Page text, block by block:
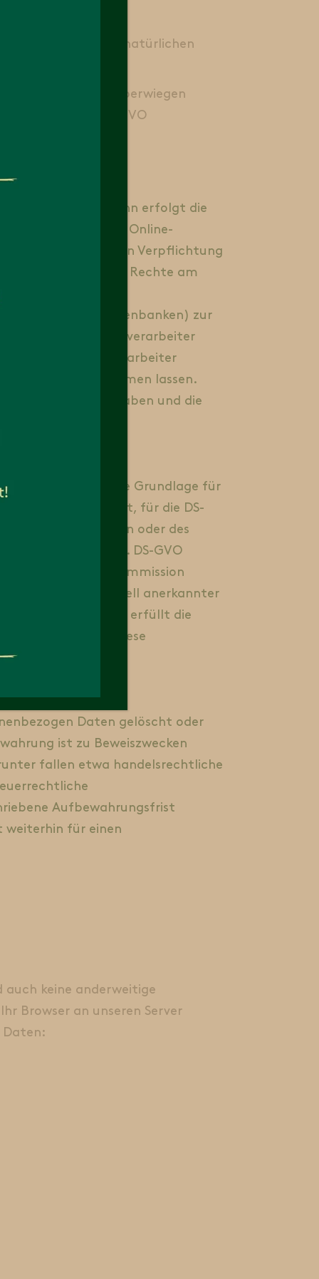
einer anderen natürlichen
erforderlich und überwiegen
1 S. 1 lit. f) DS-GVO
der Fall sein, dann erfolgt die
von Daten an Online-
einer gesetzlichen Verpflichtung
Durchsetzung der Rechte am
Websites und Datenbanken) zur
an die Auftragsverarbeiter
unsere Auftragsverarbeiter
der Daten einräumen lassen.
getroffen haben und die
eine einheitliche Grundlage für
verarbeitet, für die DS-
Europäischen Union oder des
der Art. 44 ff. DS-GVO
die von der EU-Kommission
Beachtung offiziell anerkannter
US-Unternehmen erfüllt die
und den USA, diese
Daten gelöscht oder
ist zu Beweiszwecken
fallen etwa handelsrechtliche
Aufbewahrungsfrist
weiterhin für einen
auch keine anderweitige
Browser an unseren Server
Daten: